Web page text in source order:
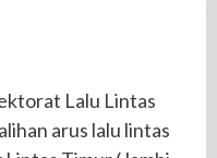
Lalu Lintas
arus lalu lintas